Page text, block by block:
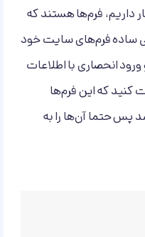
فرم‌ها هستند که
ساده فرم‌های سایت خود
انحصاری با اطلاعات
کنید که این فرم‌ها
پس حتما آن‌ها را به